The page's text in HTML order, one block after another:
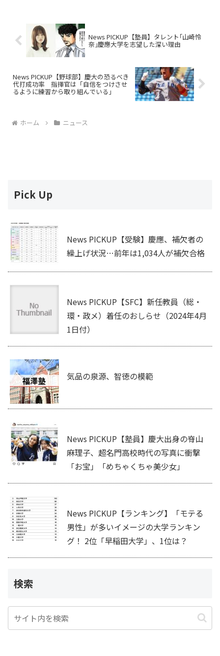
News PICKUP【塾員】タレント｢山崎怜
奈｣慶應大学を志望した深い理由
News PICKUP【野球部】慶大の恐るべき
代打成功率 指揮官は「自信をつけさせ
るように練習から取り組んでいる」
ホーム ニュース
Pick Up
News PICKUP【受験】慶應、補欠者の
繰上げ状況…前年は1,034人が補欠合格
News PICKUP【SFC】新任教員（総・
環・政メ）着任のおしらせ（2024年4月
1日付）
気品の泉源、智徳の模範
News PICKUP【塾員】慶大出身の脊山
麻理子、超名門高校時代の写真に衝撃
「お宝」「めちゃくちゃ美少女」
News PICKUP【ランキング】「モテる
男性」が多いイメージの大学ランキン
グ！ 2位「早稲田大学」、1位は？
検索